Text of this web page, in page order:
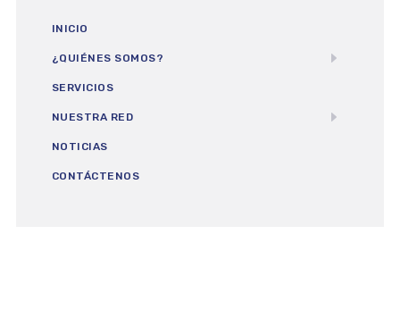
INICIO
¿QUIÉNES SOMOS?
SERVICIOS
NUESTRA RED
NOTICIAS
CONTÁCTENOS